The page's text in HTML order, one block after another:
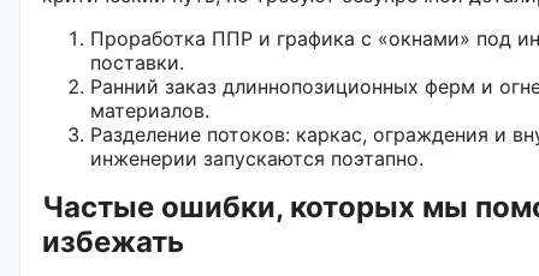
Проработка ППР и графика с «окнами» под
поставки.
Ранний заказ длиннопозиционных ферм и
материалов.
Разделение потоков: каркас, ограждения и
инженерии запускаются поэтапно.
Частые ошибки, которых мы
избежать